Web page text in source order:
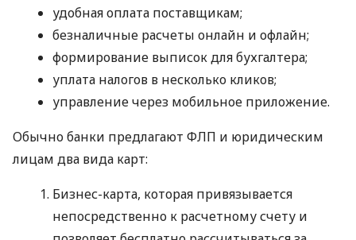
удобная оплата поставщикам;
безналичные расчеты онлайн и офлайн;
формирование выписок для бухгалтера;
уплата налогов в несколько кликов;
управление через мобильное приложение.
Обычно банки предлагают ФЛП и юридическим
лицам два вида карт:
Бизнес-карта, которая привязывается
непосредственно к расчетному счету и